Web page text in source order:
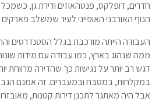
חדרים, דופלקס, פנטהאוזים ודירת גן,
הנוף האורבני האופייני לעיר שמשלב
העבודה הייתה מורכבת בגלל הסטנדרטים
ממה שנהוג בארץ, כמו עבודה עם מידות
דגש רב יותר על נגישות כך שהדירה מרווחת
במקלחות, במטבח ובמעברים. זה אמנם
אבל היה מאתגר לתכנן דירות קטנות,